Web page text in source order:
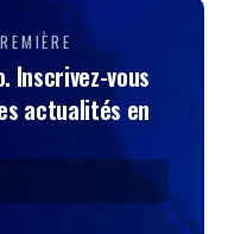
Inscrivez-vous
actualités en